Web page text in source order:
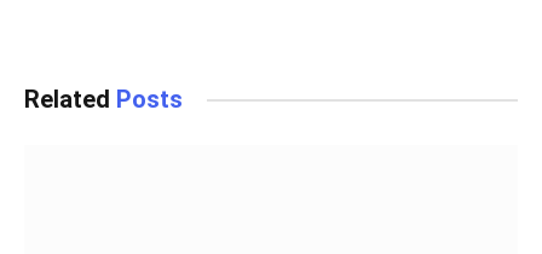
Related Posts